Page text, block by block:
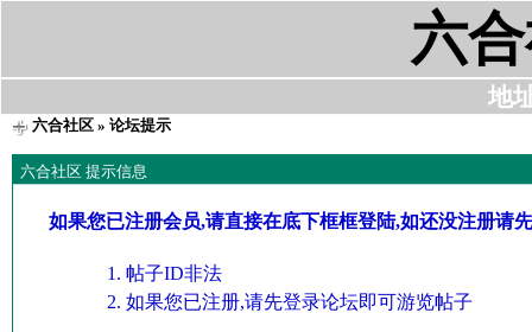
六
地
六合社区» 论坛提示
六合社区 提示信息
如果您已注册会员,请直接在底下框框登陆,如还没注册请
帖子ID非法
如果您已注册,请先登录论坛即可游览帖子